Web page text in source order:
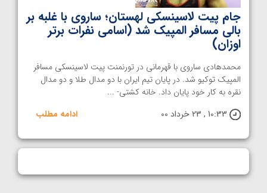
جام پیت لاسینسکی لهستان؛ ساروی با غلبه بر
بالی مسافر المپیک شد (اسامی نفرات برتر
اوزان)
محمدهادی ساروی با قهرمانی در تورنمنت پیت لاسینسکی مسافر
المپیک توکیو شد. در پایان تیم ایران با دو مدال طلا و دو مدال
نقره به کار خود پایان داد. خانه کشتی- ...
10:33 , 23 خرداد 00
ادامه مطلب